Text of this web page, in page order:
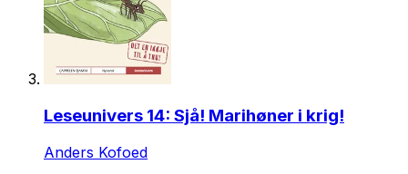
Leseunivers 14: Sjå! Marihøner i krig!
Anders Kofoed